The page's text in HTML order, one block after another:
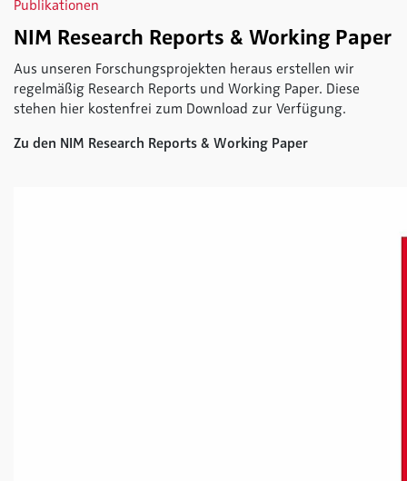
Publikationen
NIM Research Reports & Working Paper
Aus unseren Forschungsprojekten heraus erstellen wir
regelmäßig Research Reports und Working Paper. Diese
stehen hier kostenfrei zum Download zur Verfügung.
Zu den NIM Research Reports & Working Paper